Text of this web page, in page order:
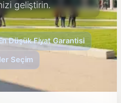
geliştirin.
Düşük Fiyat Garantisi
Seçim